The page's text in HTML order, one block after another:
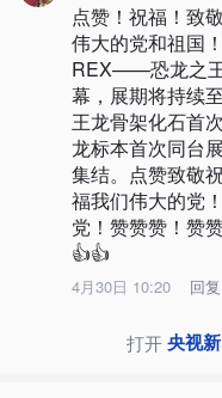
点赞！祝福！致
伟大的党和祖国
REX——恐龙之王
幕，展期将持续
王龙骨架化石首
龙标本首次同台
集结。点赞致敬
福我们伟大的党
党！赞赞赞！赞
👍👍
4月30日 10:20 回复
打开央视